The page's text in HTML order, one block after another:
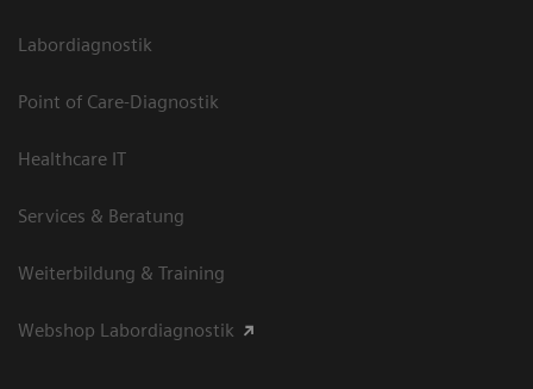
Labordiagnostik
Point of Care-Diagnostik
Healthcare IT
Services & Beratung
Weiterbildung & Training
Webshop Labordiagnostik